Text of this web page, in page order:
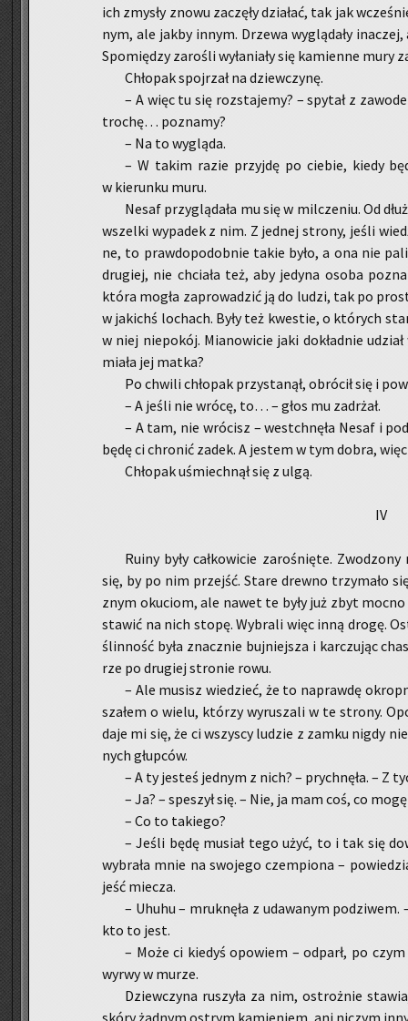
ich zmy­sły znowu za­czę­ły dzia­łać, tak jak
nym, ale jakby innym. Drze­wa wy­glą­da­ły
Spo­mię­dzy za­ro­śli wy­ła­nia­ły się ka­mien­ne
Chło­pak spoj­rzał na dziew­czy­nę.
– A więc tu się roz­sta­je­my? – spy­tał z
tro­chę… po­zna­my?
– Na to wy­glą­da.
– W takim razie przyj­dę po cie­bie, kiedy
w kie­run­ku muru.
Nesaf przy­glą­da­ła mu się w mil­cze­niu. Od
wszel­ki wy­pa­dek z nim. Z jed­nej stro­ny, jeśli
ne, to praw­do­po­dob­nie takie było, a ona nie
dru­giej, nie chcia­ła też, aby je­dy­na osoba
która mogła za­pro­wa­dzić ją do ludzi, tak po
w ja­kichś lo­chach. Były też kwe­stie, o któ­rych
w niej nie­po­kój. Mia­no­wi­cie jaki do­kład­nie
miała jej matka?
Po chwi­li chło­pak przy­sta­nął, ob­ró­cił się i
– A jeśli nie wrócę, to… – głos mu za­drżał.
– A tam, nie wró­cisz – wes­tchnę­ła Nesaf i
będę ci chro­nić zadek. A je­stem w tym dobra,
Chło­pak uśmiech­nął się z ulgą.
IV
Ruiny były cał­ko­wi­cie za­ro­śnię­te.
się, by po nim przejść. Stare drew­no trzy­ma­ło
znym oku­ciom, ale nawet te były już zbyt
sta­wić na nich stopę. Wy­bra­li więc inną drogę.
ślin­ność była znacz­nie buj­niej­sza i kar­czu­jąc
rze po dru­giej stro­nie rowu.
– Ale mu­sisz wie­dzieć, że to na­praw­dę
sza­łem o wielu, któ­rzy wy­ru­sza­li w te stro­ny.
da­je mi się, że ci wszy­scy lu­dzie z zamku nigdy
nych głup­ców.
– A ty je­steś jed­nym z nich? – prych­nę­ła. – Z
– Ja? – spe­szył się. – Nie, ja mam coś, co
– Co to ta­kie­go?
– Jeśli będę mu­siał tego użyć, to i tak się
wy­bra­ła mnie na swo­je­go czem­pio­na –
jeść mie­cza.
– Uhuhu – mruk­nę­ła z uda­wa­nym
kto to jest.
– Może ci kie­dyś opo­wiem – od­parł, po
wyrwy w murze.
Dziew­czy­na ru­szy­ła za nim, ostroż­nie
skóry żad­nym ostrym ka­mie­niem, ani ni­czym